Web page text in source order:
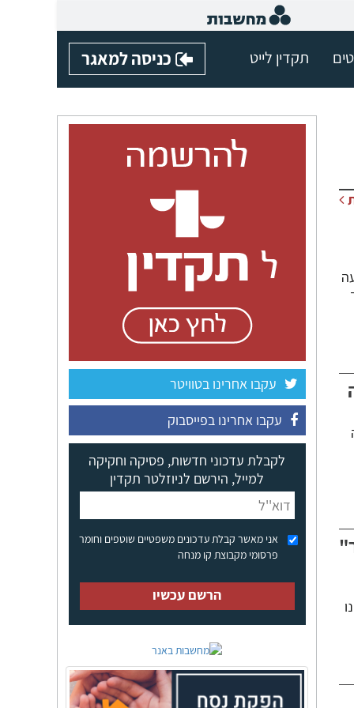
תקדין לייט כניסה למאגר
עקבו אחרינו בטוויטר
עקבו אחרינו בפייסבוק
לקבלת עדכוני חדשות, פסיקה וחקיקה
למייל, הירשם לניוזלטר תקדין
אני מאשר קבלת עדכונים משפטיים שוטפים וחומר
פרסומי מקבוצת קו מנחה
הרשם עכשיו